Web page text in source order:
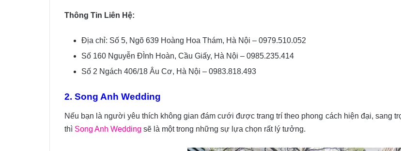
Thông Tin Liên Hệ:
Địa chỉ: Số 5, Ngõ 639 Hoàng Hoa Thám, Hà Nội – 0979.510.052
Số 160 Nguyễn ĐÌnh Hoàn, Cầu Giấy, Hà Nội – 0985.235.414
Số 2 Ngách 406/18 Âu Cơ, Hà Nội – 0983.818.493
2. Song Anh Wedding
Nếu bạn là người yêu thích không gian đám cưới được trang trí theo phong cách hiện đại, sang
thì Song Anh Wedding sẽ là một trong những sự lựa chọn rất lý tưởng.